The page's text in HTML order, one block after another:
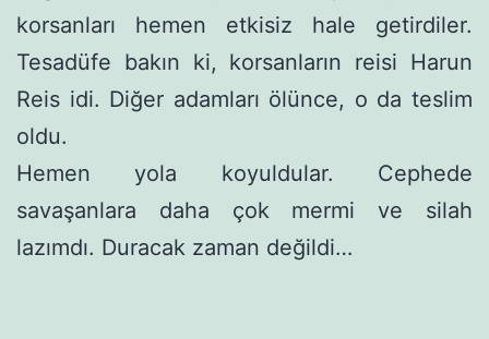
korsanları hemen etkisiz hale getir­diler.
Tesadüfe bakın ki, korsanların reisi Harun
Reis idi. Diğer adamları ölünce, o da teslim
oldu.
Hemen yola koyuldular. Cephede
savaşanlara daha çok mermi ve silah
lazımdı. Duracak zaman değildi…